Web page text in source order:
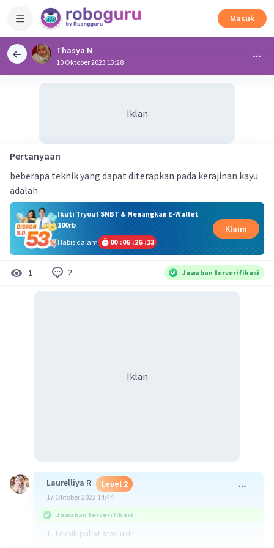
Masuk
Thasya N
10 Oktober 2023 13:28
Iklan
Pertanyaan
beberapa teknik yang dapat diterapkan pada kerajinan kayu
adalah
Ikuti Tryout SNBT & Menangkan E-Wallet
100rb
Habis dalam
00 :06 :26 :13
Klaim
1 2 Jawaban terverifikasi
Iklan
Laurelliya R Level 2
17 Oktober 2023 14:44
Jawaban terverifikasi
1. Teknik pahat atau ukir